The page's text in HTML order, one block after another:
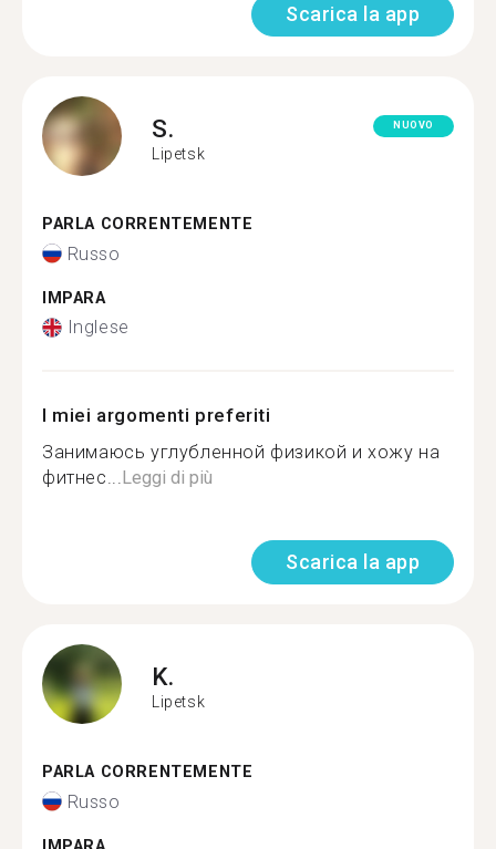
Scarica la app
S.
Lipetsk
NUOVO
PARLA CORRENTEMENTE
Russo
IMPARA
Inglese
I miei argomenti preferiti
Занимаюсь углубленной физикой и хожу на
фитнес...Leggi di più
Scarica la app
K.
Lipetsk
PARLA CORRENTEMENTE
Russo